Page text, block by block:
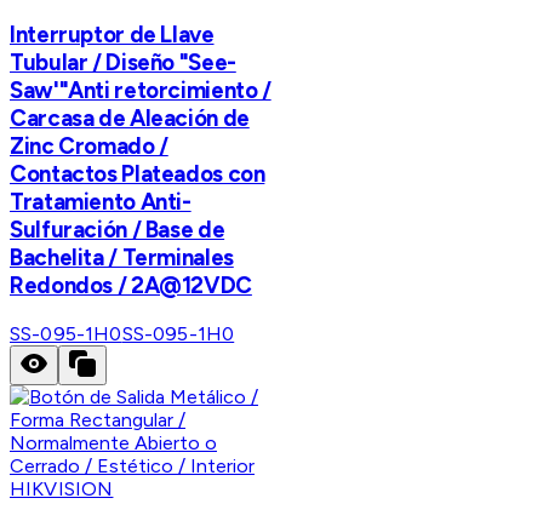
Interruptor de Llave
Tubular / Diseño "See-
Saw'"Anti retorcimiento /
Carcasa de Aleación de
Zinc Cromado /
Contactos Plateados con
Tratamiento Anti-
Sulfuración / Base de
Bachelita / Terminales
Redondos / 2A@12VDC
SS-095-1H0SS-095-1H0
HIKVISION